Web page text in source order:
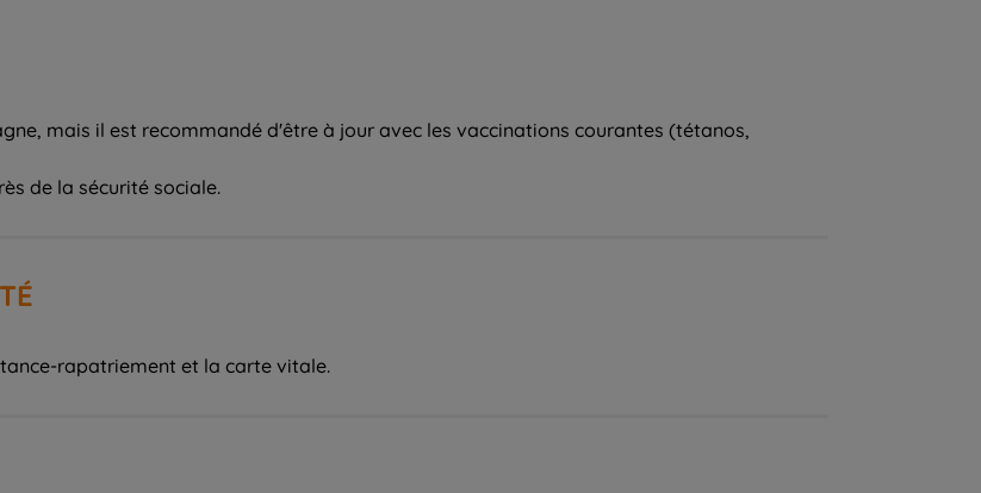
mais il est recommandé d'être à jour avec les vaccinations courantes (tétanos,
de la sécurité sociale.
rapatriement et la carte vitale.